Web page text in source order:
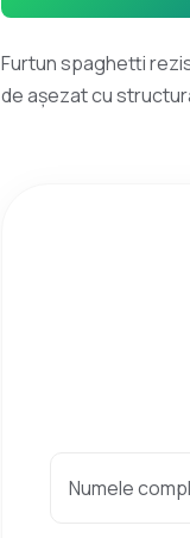
Furtun spaghetti
de așezat cu